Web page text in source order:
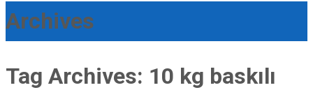
Archives
Tag Archives: 10 kg baskılı